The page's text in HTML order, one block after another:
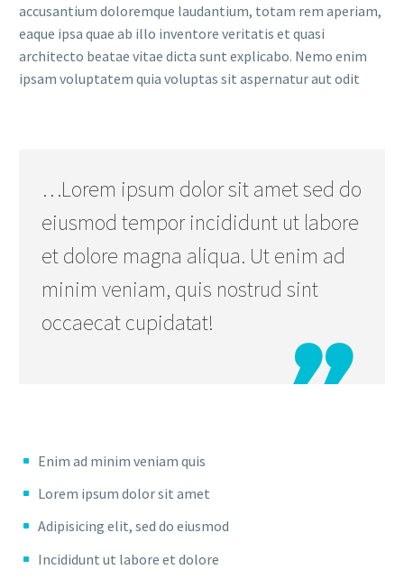
accusantium doloremque laudantium, totam rem aperiam,
eaque ipsa quae ab illo inventore veritatis et quasi
architecto beatae vitae dicta sunt explicabo. Nemo enim
ipsam voluptatem quia voluptas sit aspernatur aut odit
…Lorem ipsum dolor sit amet sed do
eiusmod tempor incididunt ut labore
et dolore magna aliqua. Ut enim ad
minim veniam, quis nostrud sint
occaecat cupidatat!

Enim ad minim veniam quis
Lorem ipsum dolor sit amet
Adipisicing elit, sed do eiusmod
Incididunt ut labore et dolore